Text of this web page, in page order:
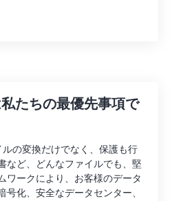
たちの最優先事項で
の変換だけでなく、保護も行
など、どんなファイルでも、堅
ワークにより、お客様のデータ
号化、安全なデータセンター、